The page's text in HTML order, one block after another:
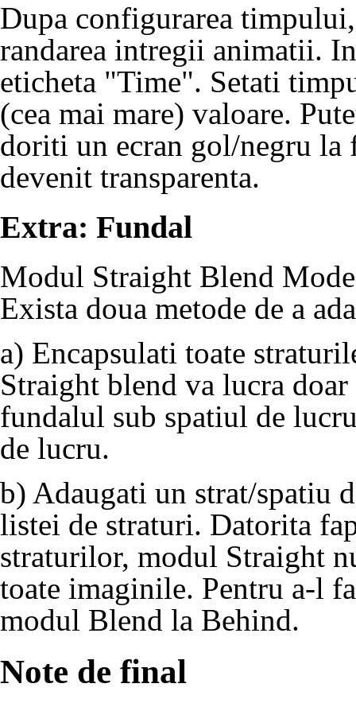
Dupa configurarea
randarea intregii animatii.
eticheta "Time". Setati
(cea mai mare) valoare.
doriti un ecran gol/negru la
devenit transparenta.
Extra: Fundal
Modul Straight Blend
Exista doua metode de a
a) Encapsulati toate
Straight blend va lucra
fundalul sub spatiul de
de lucru.
b) Adaugati un strat/spatiu
listei de straturi. Datorita
straturilor, modul Straight
toate imaginile. Pentru a-l
modul Blend la Behind.
Note de final